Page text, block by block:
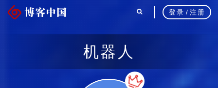
登录 /注册
机器人